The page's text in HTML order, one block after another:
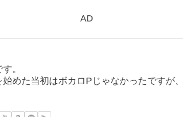
AD
。
始めた当初はボカロPじゃなかったですが